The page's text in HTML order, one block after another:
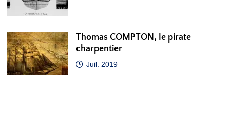
Thomas COMPTON, le pirate
charpentier
Juil. 2019